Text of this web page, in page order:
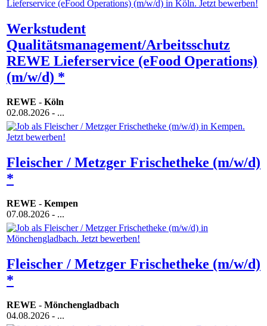
Werkstudent
Qualitätsmanagement/Arbeitsschutz
REWE Lieferservice (eFood Operations)
(m/w/d) *
REWE - Köln
02.08.2026 - ...
Fleischer / Metzger Frischetheke (m/w/d)
*
REWE - Kempen
07.08.2026 - ...
Fleischer / Metzger Frischetheke (m/w/d)
*
REWE - Mönchengladbach
04.08.2026 - ...